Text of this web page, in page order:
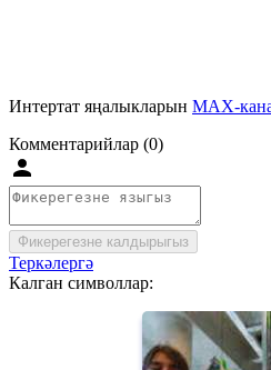
Интертат яңалыкларын MAX-
Комментарийлар (0)
Фикерегезне калдырыгыз
Теркәлергә
Калган символлар: